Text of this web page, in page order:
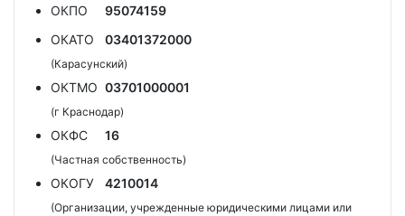
ОКПО
95074159
ОКАТО
03401372000
(Карасунский)
ОКТМО 03701000001
(г Краснодар)
ОКФС 16
(Частная собственность)
ОКОГУ 4210014
(Организации, учрежденные юридическими лицами или